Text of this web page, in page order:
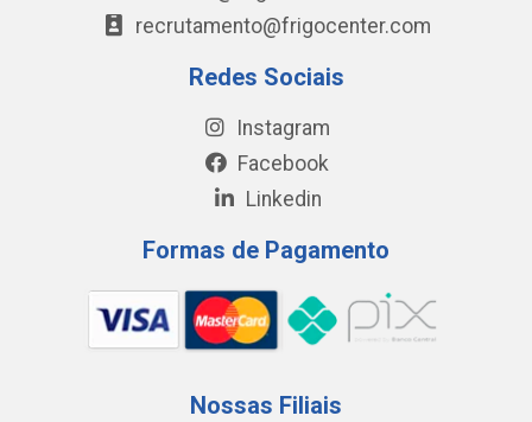
recrutamento@frigocenter.com
Redes Sociais
Instagram
Facebook
Linkedin
Formas de Pagamento
Nossas Filiais